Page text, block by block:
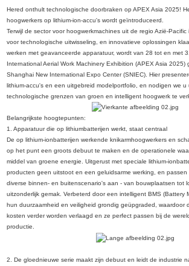
Hered onthult technologische doorbraken op APEX Asia 2025!
hoogwerkers op lithium-ion-accu's wordt geïntroduceerd.
Terwijl de sector voor hoogwerkmachines uit de regio Azië-
voor technologische uitwisseling, en innovatieve oplossingen
werken met geavanceerde apparatuur, wordt van 28 tot en met
International Aerial Work Machinery Exhibition (APEX Asia 2025)
Shanghai New International Expo Center (SNIEC). Hier
lithium-accu's en een uitgebreid modelportfolio, en nodigen we u
technologische grenzen van groen en intelligent hoogwerk te
Belangrijkste hoogtepunten:
1. Apparatuur die op lithiumbatterijen werkt, staat centraal
De op lithium-ionbatterijen werkende knikarmhoogwerkers en
op het punt een groots debuut te maken en de operationele
middel van groene energie. Uitgerust met speciale lithium-
producten geen uitstoot en een geluidsarme werking, en
diverse binnen- en buitenscenario's aan - van bouwplaatsen tot
uitzonderlijk gemak. Verbeterd door een intelligent BMS (Battery
hun duurzaamheid en veiligheid grondig geüpgraded, waardoor
kosten verder worden verlaagd en ze perfect passen bij de
productie.
2. De gloednieuwe serie maakt zijn debuut en leidt de industrie